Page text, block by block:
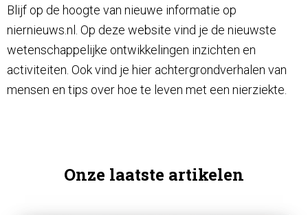
E
E
Blijf op de hoogte van nieuwe informatie op
niernieuws.nl. Op deze website vind je de nieuwste
wetenschappelijke ontwikkelingen inzichten en
activiteiten. Ook vind je hier achtergrondverhalen van
mensen en tips over hoe te leven met een nierziekte.
Onze laatste artikelen